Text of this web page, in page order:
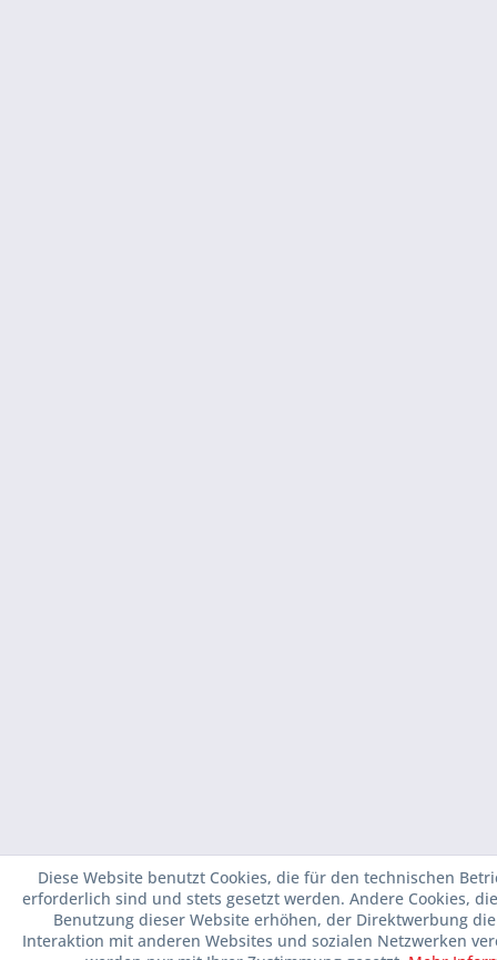
Diese Website benutzt Cookies, die für den technischen
erforderlich sind und stets gesetzt werden. Andere Cookies,
Benutzung dieser Website erhöhen, der Direktwerbung
Interaktion mit anderen Websites und sozialen Netzwerken